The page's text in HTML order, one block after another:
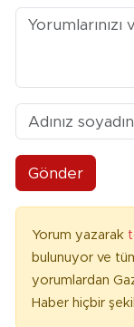
Gönder
Yorum yazarak
bulunuyor ve
yorumlardan
Haber hiçbir